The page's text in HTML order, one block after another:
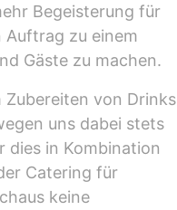
Begeisterung für
Auftrag zu einem
Gäste zu machen.
Zubereiten von Drinks
uns dabei stets
dies in Kombination
Catering für
keine